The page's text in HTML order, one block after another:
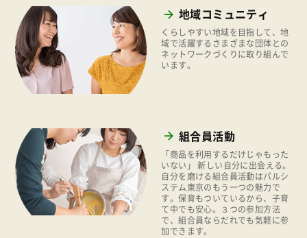
ぱる★キッズ
パルシステムでんき
広報
復興支援
消費者
福祉
陽だまり
地場野菜
2017年
2016年
2015年
2014年
2012年
2011年
地域コミュニティ
くらしやすい地域を目指して、地
域で活躍するさまざまな団体との
ネットワークづくりに取り組んで
います。
組合員活動
「商品を利用するだけじゃもった
いない」 新しい自分に出会える。
自分を磨ける組合員活動はパルシ
ステム東京のもう一つの魅力で
す。保育もついているから、子育
て中でも安心。３つの参加方法
で、組合員ならだれでも気軽に参
加できます。